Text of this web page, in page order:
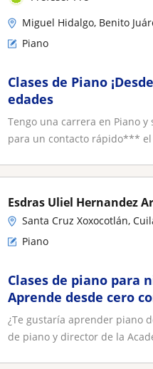
Miguel Hidalgo, Benito
Piano
Clases de Piano
edades
Tengo una carrera en Piano
para un contacto rápido***
Esdras Uliel Hernandez
Santa Cruz Xoxocotlán,
Piano
Clases de piano para
Aprende desde cero
¿Te gustaría aprender piano
de piano y director de la